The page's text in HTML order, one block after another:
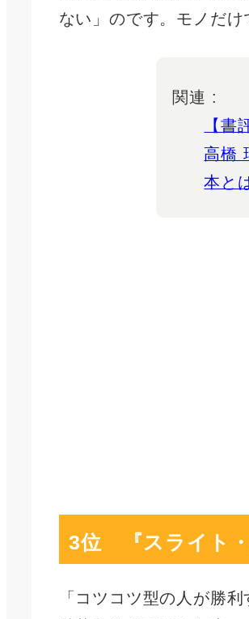
ない」のです。モノだ
関連 :
【
高橋
本と
3位 『スライト・
「コツコツ型の人が勝